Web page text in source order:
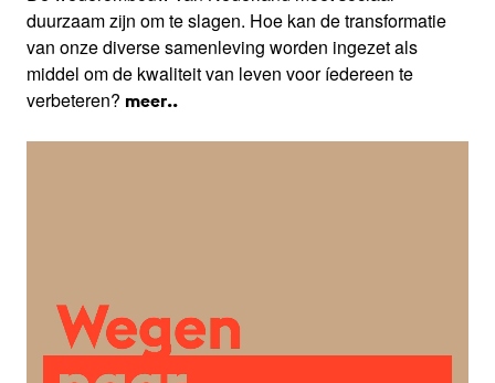
duurzaam zijn om te slagen. Hoe kan de transformatie
van onze diverse samenleving worden ingezet als
middel om de kwaliteit van leven voor íedereen te
verbeteren? meer..